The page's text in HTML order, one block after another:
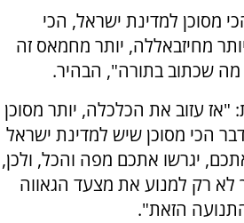
מסוכן למדינת ישראל, הכי
מחיזבאללה, יותר מחמאס זה
מה שכתוב בתורה", הבהיר.
"אז עזוב את הכלכלה, יותר מסוכן
הכי מסוכן שיש למדינת ישראל
יגרשו אתכם מפה והכל, ולכן,
לא רק למנוע את מצעד הגאווה
הזאת".